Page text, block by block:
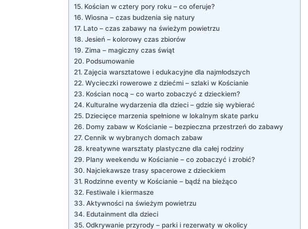
Kościan w cztery pory roku – co oferuje?
Wiosna – czas budzenia się natury
Lato – czas zabawy na świeżym powietrzu
Jesień – kolorowy czas zbiorów
Zima – magiczny czas świąt
Podsumowanie
Zajęcia warsztatowe i edukacyjne dla najmłodszych
Wycieczki rowerowe z dziećmi – szlaki w Kościanie
Kościan nocą – co warto zobaczyć z dzieckiem?
Kulturalne wydarzenia dla dzieci – gdzie się wybierać
Dziecięce marzenia spełnione w lokalnym skate parku
Domy zabaw w Kościanie – bezpieczna przestrzeń do zabawy
Cennik w wybranych domach zabaw
kreatywne warsztaty plastyczne dla całej rodziny
Plany weekendu w Kościanie – co zobaczyć i zrobić?
Najciekawsze trasy spacerowe z dzieckiem
Rodzinne eventy w Kościanie – bądź na bieżąco
Festiwale i kiermasze
Aktywności na świeżym powietrzu
Edutainment dla dzieci
Odkrywanie przyrody – parki i rezerwaty w okolicy